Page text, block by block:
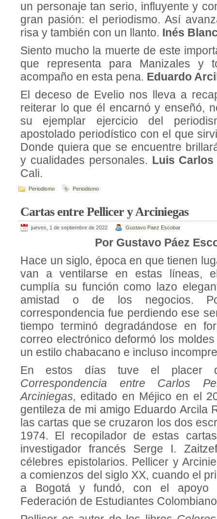
un personaje tan serio, influyente y
gran pasión: el periodismo. Así
risa y también con un llanto. Inés
Siento mucho la muerte de este
que representa para Manizales y
acompaño en esta pena. Eduardo
El deceso de Evelio nos lleva a
reiterar lo que él encarnó y enseñó,
su ejemplar ejercicio del
apostolado periodístico con el que
Donde quiera que se encuentre
y cualidades personales. Luis Carlos
Cali.
Periodismo Periodismo
Cartas entre Pellicer y Arciniegas
jueves, 1 de septiembre de 2022 Gustavo Paez Escobar
Por Gustavo Páez
Hace un siglo, época en que tienen
van a ventilarse en estas líneas,
cumplía su función como lazo
amistad o de los negocios.
correspondencia fue perdiendo ese
tiempo terminó degradándose en
correo electrónico deformó los
un estilo chabacano e incluso
En estos días tuve el placer
Correspondencia entre Carlos
Arciniegas, editado en Méjico en el
gentileza de mi amigo Eduardo Arcila
las cartas que se cruzaron los dos
1974. El recopilador de estas
investigador francés Serge I.
célebres epistolarios. Pellicer y
a comienzos del siglo XX, cuando el
a Bogotá y fundó, con el apoyo
Federación de Estudiantes